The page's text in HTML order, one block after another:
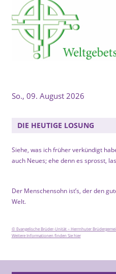
So., 09. August 2026
DIE HEUTIGE LOSUNG
Siehe, was ich früher verkündigt
auch Neues; ehe denn es sprosst,
Der Menschensohn ist’s, der den
Welt.
© Evangelische Brüder-Unität – Herrnhuter
Weitere Informationen finden Sie hier